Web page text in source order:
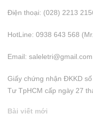
Điện thoại: (028) 2213
HotLine: 0938 643 568
Email: saleletri@gmail.com
Giấy chứng nhận ĐKKD
Tư TpHCM cấp ngày 27
Bài viết mới